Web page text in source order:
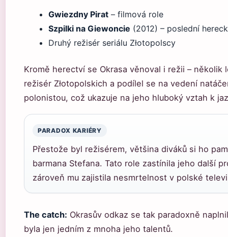
Gwiezdny Pirat – filmová role
Szpilki na Giewoncie (2012) – poslední
Druhý režisér seriálu Złotopolscy
Kromě herectví se Okrasa věnoval i režii – několik
režisér Złotopolskich a podílel se na vedení
polonistou, což ukazuje na jeho hluboký vztah k
PARADOX KARIÉRY
Přestože byl režisérem, většina diváků si ho
barmana Stefana. Tato role zastínila jeho další
zároveň mu zajistila nesmrtelnost v polské
The catch: Okrasův odkaz se tak paradoxně
byla jen jedním z mnoha jeho talentů.